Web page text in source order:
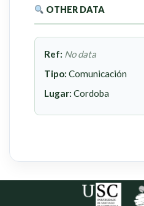
OTHER DATA
Ref: No data
Tipo: Comunicación
Lugar: Cordoba